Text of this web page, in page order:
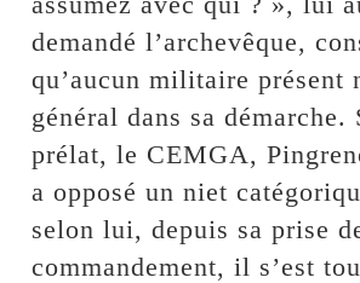
demandé l’archevêque,
qu’aucun militaire présent
général dans sa démarche.
prélat, le CEMGA,
a opposé un niet
selon lui, depuis sa prise
commandement, il s’est